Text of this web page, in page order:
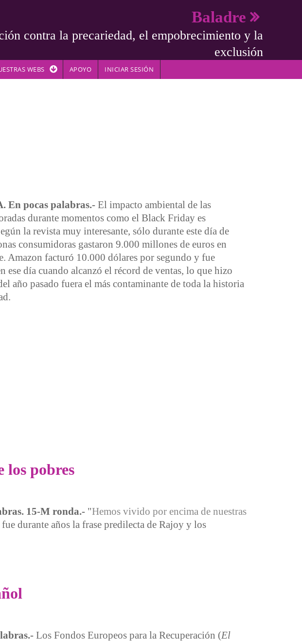
Baladre
contra la precariedad, el empobrecimiento y la
exclusión
WEBS APOYO INICIAR SESIÓN
En pocas palabras.- El impacto ambiental de las
durante momentos como el Black Friday es
la revista muy interesante, sólo durante este día de
consumidoras gastaron 9.000 millones de euros en
Amazon facturó 10.000 dólares por segundo y fue
ese día cuando alcanzó el récord de ventas, lo que hizo
año pasado fuera el más contaminante de toda la historia
los pobres
15-M ronda.- "Hemos vivido por encima de nuestras
durante años la frase predilecta de Rajoy y los
Los Fondos Europeos para la Recuperación (El